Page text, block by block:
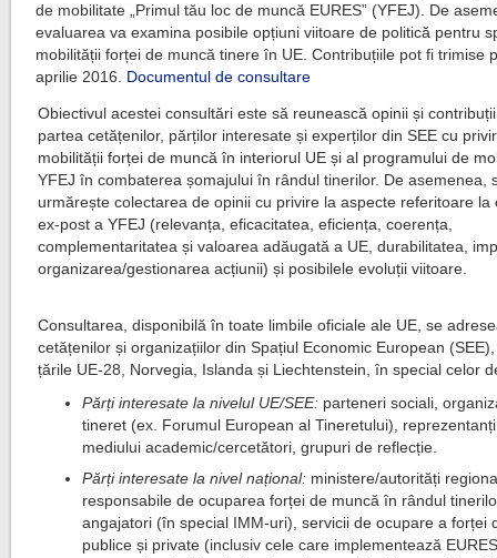
de mobilitate „Primul tău loc de muncă EURES” (YFEJ). De
evaluarea va examina posibile opțiuni viitoare de politică pentru
mobilității forței de muncă tinere în UE. Contribuțiile pot fi trimise
aprilie 2016. Documentul de consultare
Obiectivul acestei consultări este să reunească opinii și
partea cetățenilor, părților interesate și experților din SEE cu
mobilității forței de muncă în interiorul UE și al programului de
YFEJ în combaterea șomajului în rândul tinerilor. De asemenea,
urmărește colectarea de opinii cu privire la aspecte referitoare la
ex-post a YFEJ (relevanța, eficacitatea, eficiența, coerența,
complementaritatea și valoarea adăugată a UE, durabilitatea,
organizarea/gestionarea acțiunii) și posibilele evoluții viitoare.
Consultarea, disponibilă în toate limbile oficiale ale UE, se
cetățenilor și organizațiilor din Spațiul Economic European
țările UE-28, Norvegia, Islanda și Liechtenstein, în special celor
Părți interesate la nivelul UE/SEE: parteneri sociali,
tineret (ex. Forumul European al Tineretului),
mediului academic/cercetători, grupuri de reflecție.
Părți interesate la nivel național: ministere/autorități
responsabile de ocuparea forței de muncă în rândul
angajatori (în special IMM-uri), servicii de ocupare a forței
publice și private (inclusiv cele care implementează